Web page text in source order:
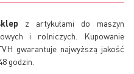
z artykułami do maszyn
i rolniczych. Kupowanie
gwarantuje najwyższą jakość
godzin.